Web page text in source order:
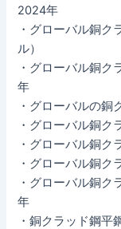
2024年
・グローバル銅ク
ル）
・グローバル銅
年
・グローバルの銅
・グローバル銅ク
・グローバル銅ク
・グローバル銅ク
・グローバル銅
年
・銅クラッド鋼平